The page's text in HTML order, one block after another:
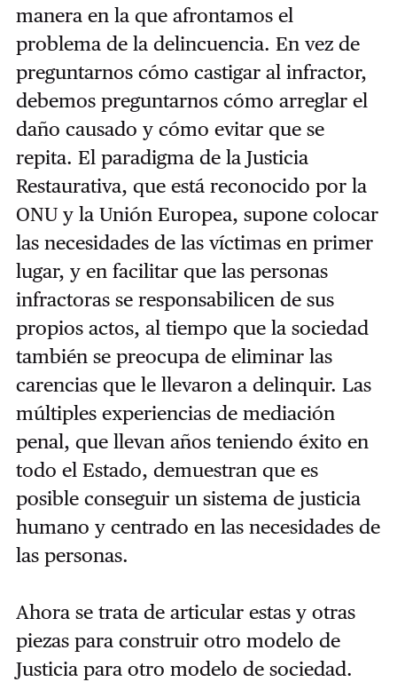
manera en la que afrontamos el
problema de la delincuencia. En vez de
preguntarnos cómo castigar al infractor,
debemos preguntarnos cómo arreglar el
daño causado y cómo evitar que se
repita. El paradigma de la Justicia
Restaurativa, que está reconocido por la
ONU y la Unión Europea, supone colocar
las necesidades de las víctimas en primer
lugar, y en facilitar que las personas
infractoras se responsabilicen de sus
propios actos, al tiempo que la sociedad
también se preocupa de eliminar las
carencias que le llevaron a delinquir. Las
múltiples experiencias de mediación
penal, que llevan años teniendo éxito en
todo el Estado, demuestran que es
posible conseguir un sistema de justicia
humano y centrado en las necesidades de
las personas.
Ahora se trata de articular estas y otras
piezas para construir otro modelo de
Justicia para otro modelo de sociedad.